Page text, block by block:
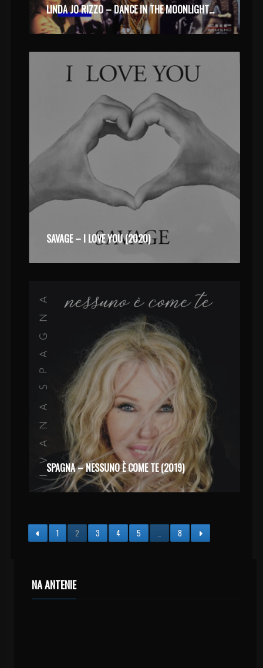
LINDA JO RIZZO – DANCE IN THE MOONLIGHT (2020)
SAVAGE – I LOVE YOU (2020)
SPAGNA – NESSUNO È COME TE (2019)
1 2 3 4 5 8
NA ANTENIE